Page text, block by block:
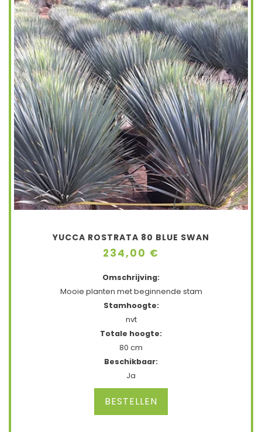
YUCCA ROSTRATA 80 BLUE SWAN
234,00 €
Omschrijving:
Mooie planten met beginnende stam
Stamhoogte:
nvt
Totale hoogte:
80 cm
Beschikbaar:
Ja
BESTELLEN